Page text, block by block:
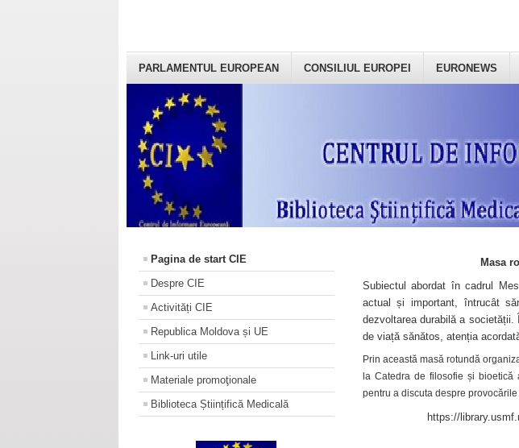
PARLAMENTUL EUROPEAN CONSILIUL EUROPEI EURONEWS
Pagina de start CIE
Despre CIE
Activități CIE
Republica Moldova și UE
Link-uri utile
Materiale promoţionale
Biblioteca Științifică Medicală
Masa
Subiectul abordat în cadrul
actual și important, întrucât
dezvoltarea durabilă a
de viață sănătos, atenția
Prin această masă rotundă
la Catedra de filosofie și bioetică
pentru a discuta despre
https://